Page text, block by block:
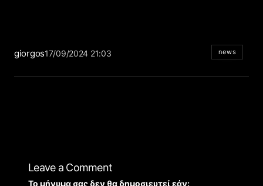
giorgos17/09/2024 21:03 news
Leave a Comment
Το μήνυμα σας δεν θα δημοσιευτεί εάν: